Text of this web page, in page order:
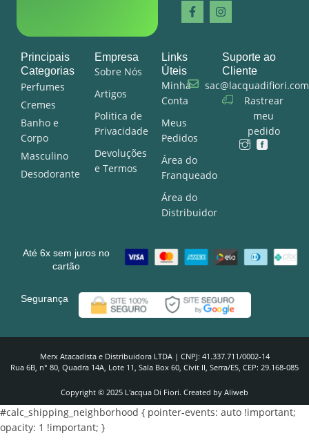
Principais
Categorias
Perfumes
Cremes
Banho e
Corpo
Masculino
Desodorante
Empresa
Sobre Nós
Artigos
Politica de
Privacidade
Devoluções
e Termos
Links
Úteis
Minha
Conta
Meus
Pedidos
Área do
Franqueado
Área do
Distribuidor
Suporte ao
Cliente
Rastrear
meu
pedido
Até 6x sem juros no
cartão
Segurança
Merx Atacadista e Distribuidora LTDA | CNPJ: 41.337.711/0002-14
Rua 6B, n° 80, Quadra 14A, Lote 11, Sala Box 60, Civit II, Serra/ES, CEP: 29.168-085
Copyright © 2025 L'acqua Di Fiori. Created by Aliweb
#calc_shipping_neighborhood { pointer-events: auto !important;
opacity: 1 !important; }